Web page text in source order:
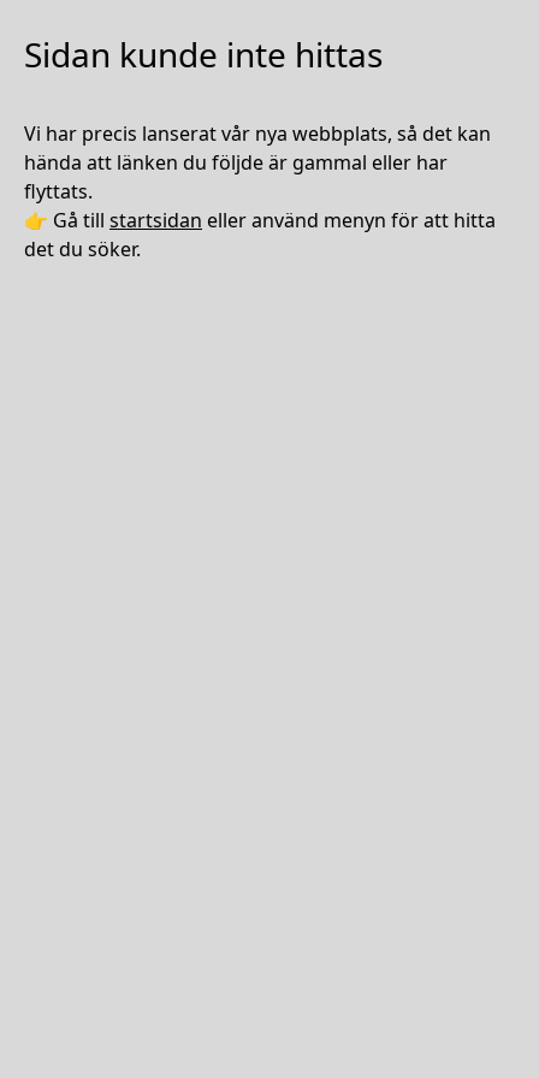
Sidan kunde inte hittas
Vi har precis lanserat vår nya webbplats, så det kan
hända att länken du följde är gammal eller har
flyttats.
👉 Gå till startsidan eller använd menyn för att hitta
det du söker.